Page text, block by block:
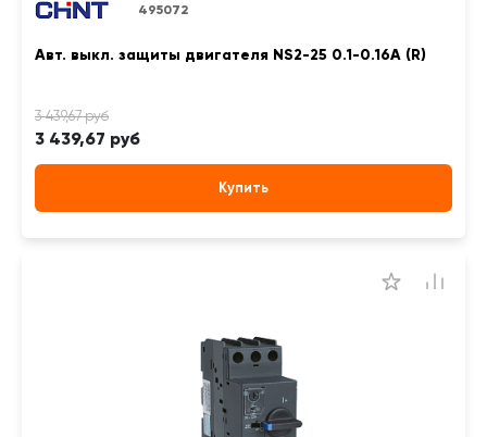
495072
Авт. выкл. защиты двигателя NS2-25 0.1-0.16A (R)
3 439,67 руб
Купить